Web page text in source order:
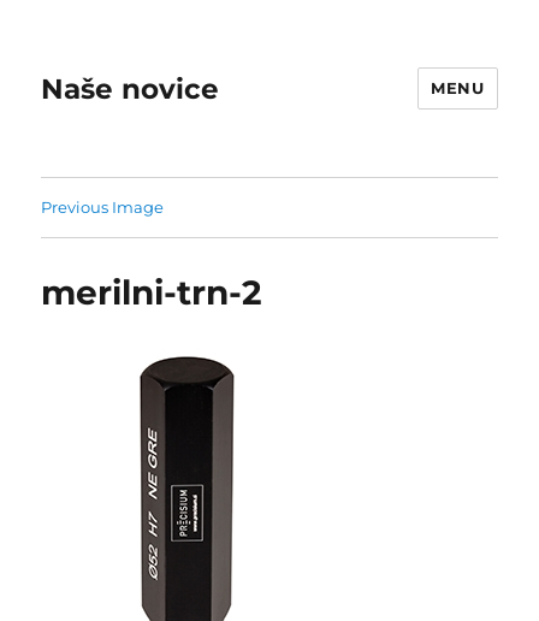
Naše novice MENU
Previous Image
merilni-trn-2